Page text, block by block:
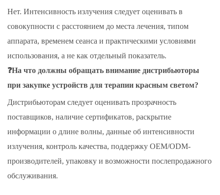
Нет. Интенсивность излучения следует оценивать в
совокупности с расстоянием до места лечения, типом
аппарата, временем сеанса и практическими условиями
использования, а не как отдельный показатель.
❓На что должны обращать внимание дистрибьюторы
при закупке устройств для терапии красным светом?
Дистрибьюторам следует оценивать прозрачность
поставщиков, наличие сертификатов, раскрытие
информации о длине волны, данные об интенсивности
излучения, контроль качества, поддержку OEM/ODM-
производителей, упаковку и возможности послепродажного
обслуживания.